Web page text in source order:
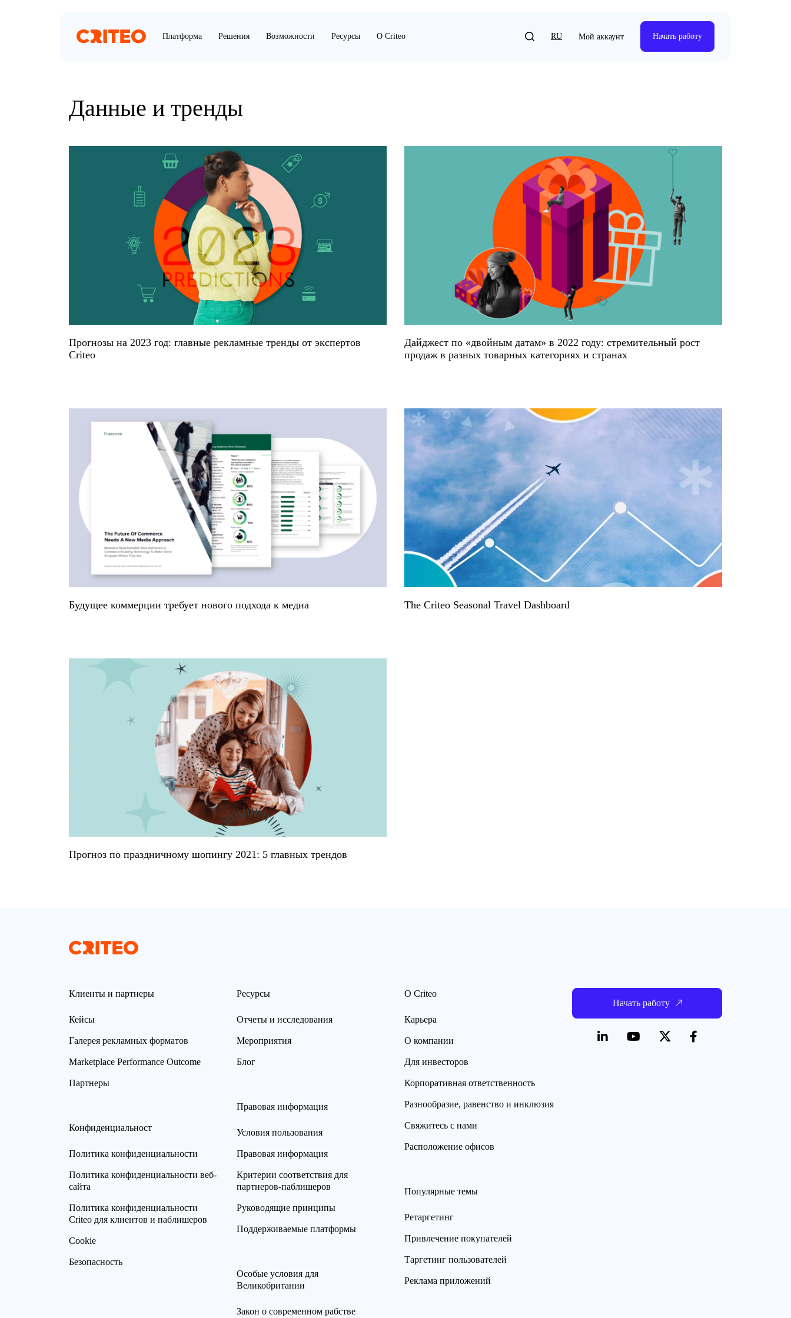
Платформа Решения Возможности Ресурсы О Criteo RU Мой аккаунт Начать работу
Данные и тренды
Прогнозы на 2023 год: главные рекламные тренды от экспертов
Criteo
Дайджест по «двойным датам» в 2022 году: стремительный рост
продаж в разных товарных категориях и странах
Будущее коммерции требует нового подхода к медиа The Criteo Seasonal Travel Dashboard
Прогноз по праздничному шопингу 2021: 5 главных трендов
Клиенты и партнеры
Кейсы
Галерея рекламных форматов
Marketplace Performance Outcome
Партнеры
Конфиденциальност
Политика конфиденциальности
Политика конфиденциальности веб-
сайта
Политика конфиденциальности
Criteo для клиентов и паблишеров
Cookie
Безопасность
Ресурсы
Отчеты и исследования
Мероприятия
Блог
Правовая информация
Условия пользования
Правовая информация
Критерии соответствия для
партнеров-паблишеров
Руководящие принципы
Поддерживаемые платформы
Особые условия для
Великобритании
Закон о современном рабстве
О Criteo
Карьера
О компании
Для инвесторов
Корпоративная ответственность
Разнообразие, равенство и инклюзия
Свяжитесь с нами
Расположение офисов
Популярные темы
Ретаргетинг
Привлечение покупателей
Таргетинг пользователей
Реклама приложений
Начать работу